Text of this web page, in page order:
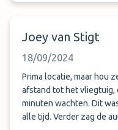
Joey van Stigt
18/09/2024
Prima locatie, maar hou
afstand tot het vliegtuig,
minuten wachten. Dit
alle tijd. Verder zag de